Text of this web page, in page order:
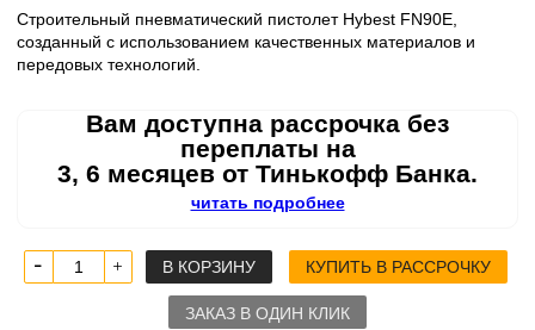
Строительный пневматический пистолет Hybest FN90E,
созданный с использованием качественных материалов и
передовых технологий.
Вам доступна рассрочка без
переплаты на
3, 6 месяцев от Тинькофф Банка.
читать подробнее
В КОРЗИНУ КУПИТЬ В РАССРОЧКУ
ЗАКАЗ В ОДИН КЛИК